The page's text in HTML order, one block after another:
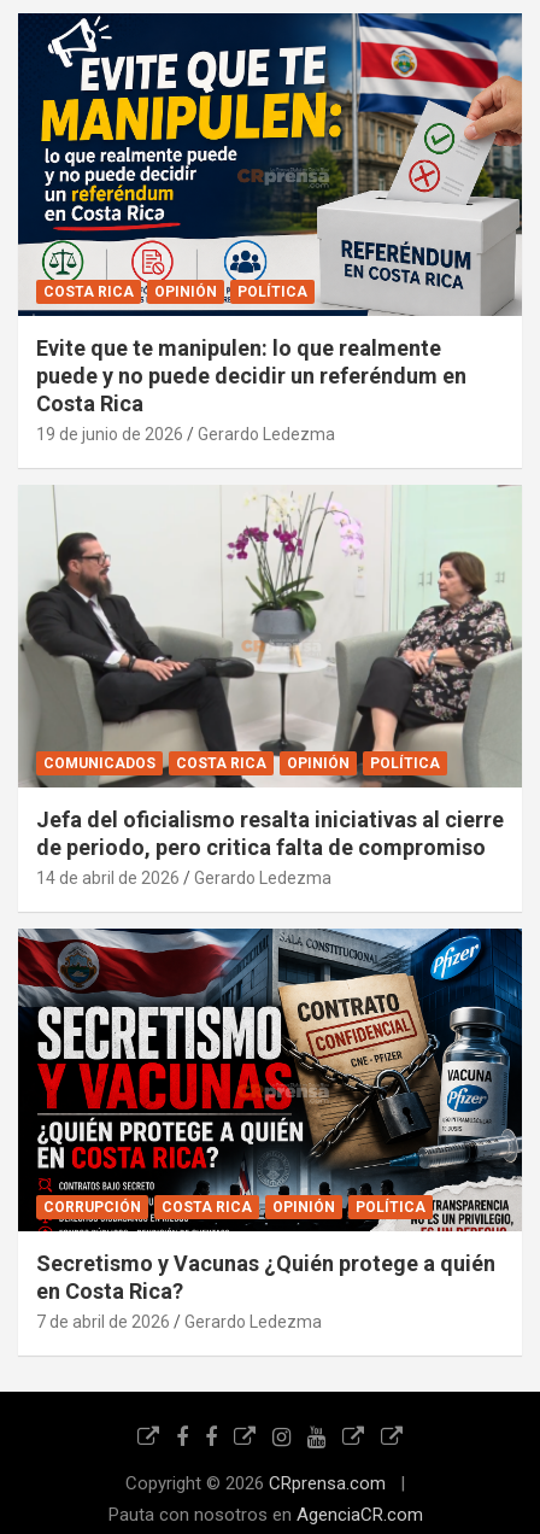
COSTA RICA OPINIÓN POLÍTICA
Evite que te manipulen: lo que realmente
puede y no puede decidir un referéndum en
Costa Rica
19 de junio de 2026 Gerardo Ledezma
COMUNICADOS COSTA RICA OPINIÓN POLÍTICA
Jefa del oficialismo resalta iniciativas al cierre
de periodo, pero critica falta de compromiso
14 de abril de 2026 Gerardo Ledezma
CORRUPCIÓN COSTA RICA OPINIÓN POLÍTICA
Secretismo y Vacunas ¿Quién protege a quién
en Costa Rica?
7 de abril de 2026 Gerardo Ledezma
Copyright © 2026 CRprensa.com
Pauta con nosotros en AgenciaCR.com